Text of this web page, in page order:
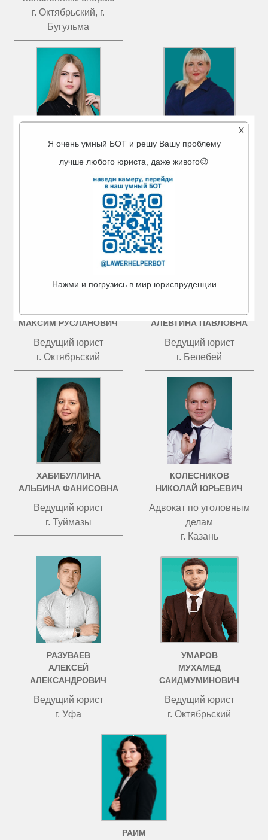
г. Октябрьский, г.
Бугульма
МИГРАНОВА
АЙГУЛЬ АМИРОВНА
Ведущий юрист
ЧИСТОВА
ТАТЬЯНА ВАЛЕРЬЕВНА
Ведущий юрист
МАКСИМ РУСЛАНОВИЧ
Ведущий юрист
г. Октябрьский
АЛЕВТИНА ПАВЛОВНА
Ведущий юрист
г. Белебей
ХАБИБУЛЛИНА
АЛЬБИНА ФАНИСОВНА
Ведущий юрист
г. Туймазы
КОЛЕСНИКОВ
НИКОЛАЙ ЮРЬЕВИЧ
Адвокат по уголовным
делам
г. Казань
РАЗУВАЕВ
АЛЕКСЕЙ
АЛЕКСАНДРОВИЧ
Ведущий юрист
г. Уфа
УМАРОВ
МУХАМЕД
САИДМУМИНОВИЧ
Ведущий юрист
г. Октябрьский
РАИМ
X
Я очень умный БОТ и решу Вашу проблему
лучше любого юриста, даже живого😉
Нажми и погрузись в мир юриспруденции